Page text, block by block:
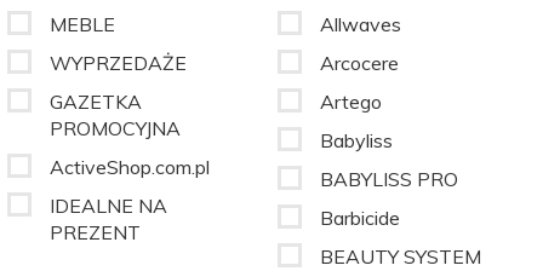
MEBLE
WYPRZEDAŻE
GAZETKA
PROMOCYJNA
ActiveShop.com.pl
IDEALNE NA
PREZENT
Allwaves
Arcocere
Artego
Babyliss
BABYLISS PRO
Barbicide
BEAUTY SYSTEM